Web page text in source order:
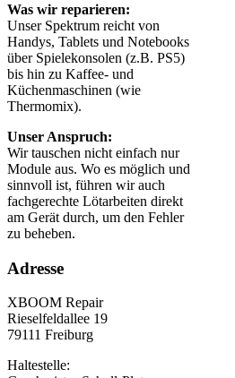
Was wir reparieren:
Unser Spektrum reicht von
Handys, Tablets und Notebooks
über Spielekonsolen (z.B. PS5)
bis hin zu Kaffee- und
Küchenmaschinen (wie
Thermomix).
Unser Anspruch:
Wir tauschen nicht einfach nur
Module aus. Wo es möglich und
sinnvoll ist, führen wir auch
fachgerechte Lötarbeiten direkt
am Gerät durch, um den Fehler
zu beheben.
Adresse
XBOOM Repair
Rieselfeldallee 19
79111 Freiburg
Haltestelle: